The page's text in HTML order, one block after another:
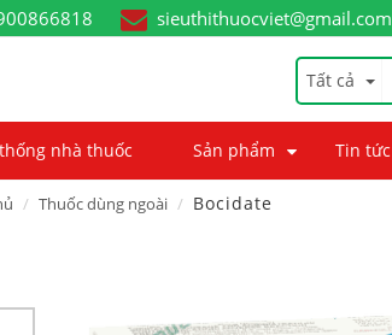
sieuthithuocviet@gmail.com
Tất cả
nhà thuốc Sản phẩm Tin tức
Thuốc dùng ngoài Bocidate